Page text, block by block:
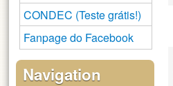
CONDEC (Teste grátis!)
Fanpage do Facebook
Navigation